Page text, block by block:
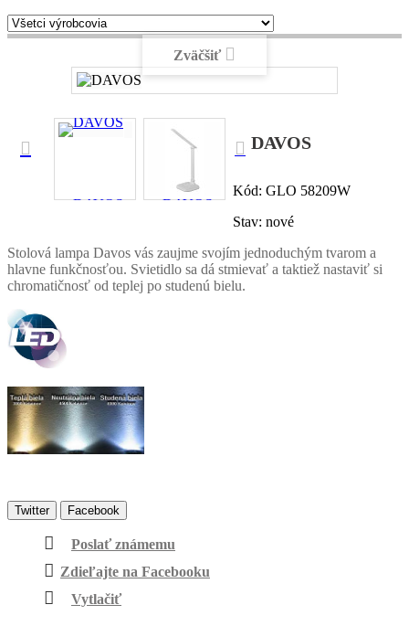
Zväčšiť
DAVOS
Kód: GLO 58209W
Stav: nové
Stolová lampa Davos vás zaujme svojím jednoduchým tvarom a
hlavne funkčnosťou. Svietidlo sa dá stmievať a taktiež nastaviť si
chromatičnosť od teplej po studenú bielu.
Twitter Facebook
Poslať známemu
Zdieľajte na Facebooku
Vytlačiť